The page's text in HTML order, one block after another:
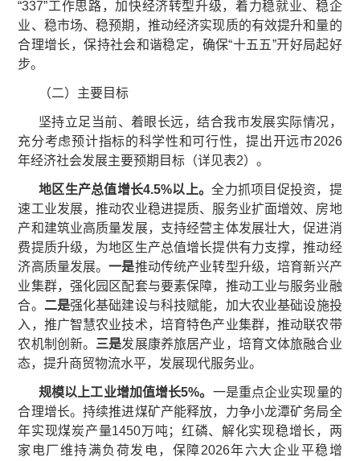
“337”工作思路，加快经济转型升级，着力稳就业、稳企
业、稳市场、稳预期，推动经济实现质的有效提升和量的
合理增长，保持社会和谐稳定，确保“十五五”开好局起好
步。
（二）主要目标
坚持立足当前、着眼长远，结合我市发展实际情况，
充分考虑预计指标的科学性和可行性，提出开远市2026
年经济社会发展主要预期目标（详见表2）。
地区生产总值增长4.5%以上。全力抓项目促投资，提
速工业发展，推动农业稳进提质、服务业扩面增效、房地
产和建筑业高质量发展，支持经营主体发展壮大，促进消
费提质升级，为地区生产总值增长提供有力支撑，推动经
济高质量发展。一是推动传统产业转型升级，培育新兴产
业集群，强化园区配套与要素保障，推动工业与服务业融
合。 二是强化基础建设与科技赋能，加大农业基础设施投
入，推广智慧农业技术，培育特色产业集群，推动联农带
农机制创新。 三是发展康养旅居产业，培育文体旅融合业
态，提升商贸物流水平，发展现代服务业。
规模以上工业增加值增长5%。 一是重点企业实现量的
合理增长。持续推进煤矿产能释放，力争小龙潭矿务局全
年实现煤炭产量1450万吨；红磷、解化实现稳增长，两
家电厂维持满负荷发电，保障2026年六大企业平稳增